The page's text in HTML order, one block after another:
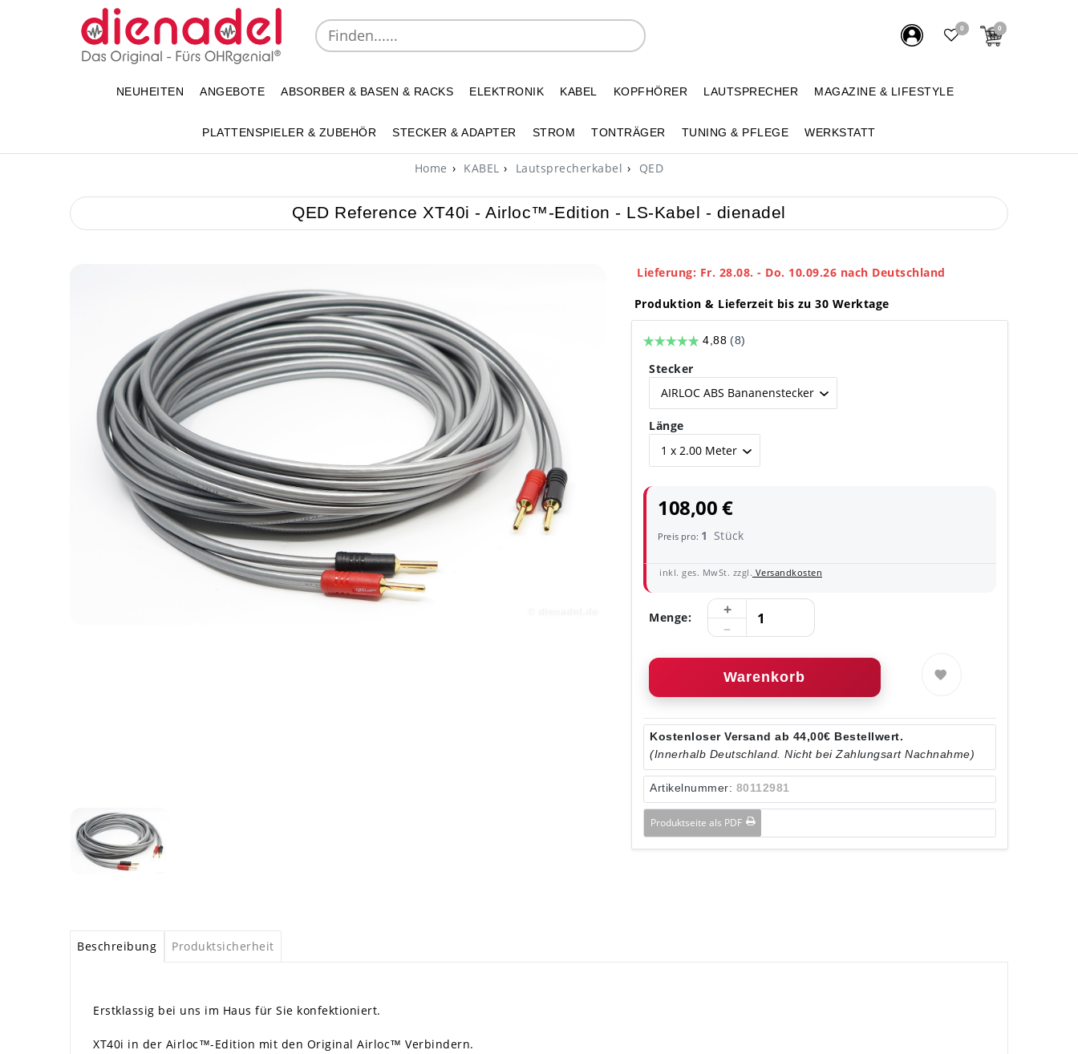
0 0
NEUHEITEN ANGEBOTE ABSORBER & BASEN & RACKS ELEKTRONIK KABEL KOPFHÖRER LAUTSPRECHER MAGAZINE & LIFESTYLE
PLATTENSPIELER & ZUBEHÖR STECKER & ADAPTER STROM TONTRÄGER TUNING & PFLEGE WERKSTATT
Home KABEL Lautsprecherkabel QED
QED Reference XT40i - Airloc™-Edition - LS-Kabel - dienadel
Lieferung: Fr. 28.08. - Do. 10.09.26 nach Deutschland
Produktion & Lieferzeit bis zu 30 Werktage
Stecker
Länge
108,00 €
Preis pro: 1 Stück
inkl. ges. MwSt. zzgl. Versandkosten
Menge:
Warenkorb
Kostenloser Versand ab 44,00€ Bestellwert.
(Innerhalb Deutschland. Nicht bei Zahlungsart Nachnahme)
Artikelnummer: 80112981
Produktseite als PDF
Beschreibung Produktsicherheit
Erstklassig bei uns im Haus für Sie konfektioniert.
XT40i in der Airloc™-Edition mit den Original Airloc™ Verbindern.